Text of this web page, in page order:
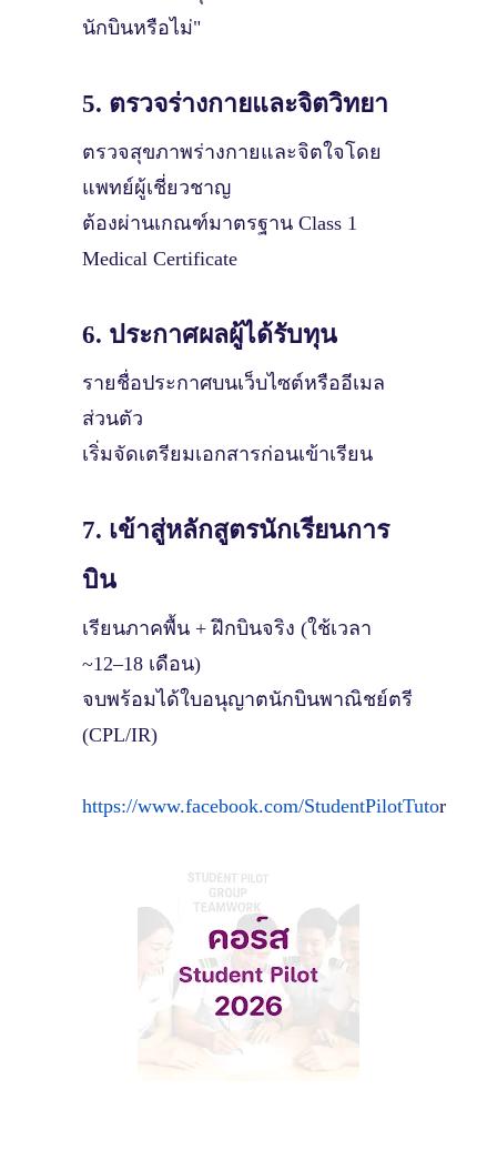
นักบินหรือไม่"
5. ตรวจร่างกายและจิตวิทยา
ตรวจสุขภาพร่างกายและจิตใจโดย
แพทย์ผู้เชี่ยวชาญ
ต้องผ่านเกณฑ์มาตรฐาน Class 1
Medical Certificate
6. ประกาศผลผู้ได้รับทุน
รายชื่อประกาศบนเว็บไซต์หรืออีเมล
ส่วนตัว
เริ่มจัดเตรียมเอกสารก่อนเข้าเรียน
7. เข้าสู่หลักสูตรนักเรียนการ
บิน
เรียนภาคพื้น + ฝึกบินจริง (ใช้เวลา
~12–18 เดือน)
จบพร้อมได้ใบอนุญาตนักบินพาณิชย์ตรี
(CPL/IR)
https://www.facebook.com/StudentPilotTutor